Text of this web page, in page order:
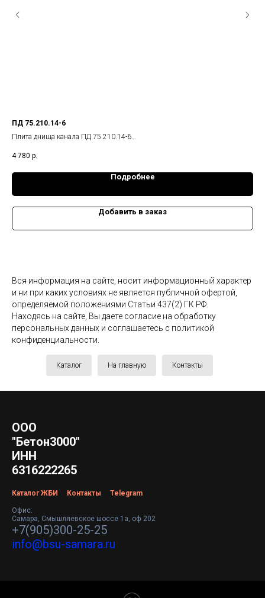
ПД 75.210.14-6
Плита днища канала ПД 75.210.14-6
Масса: 0,55 т.
4 780 р.
Подробнее
Добавить в заказ
Вся информация на сайте, носит информационный характер
и ни при каких условиях не является публичной офертой,
определяемой положениями Статьи 437(2) ГК РФ.
Находясь на сайте, Вы даете согласие на обработку
персональных данных и соглашаетесь c политикой
конфиденциальности.
Каталог На главную Контакты
ООО
"Бетон3000"
ИНН
6316222265
Каталог ЖБИ Контакты Telegram
Офис:
Самара, Смышляевское шоссе 1а, оф 202
+7(905)300-25-25
info@bsu-samara.ru